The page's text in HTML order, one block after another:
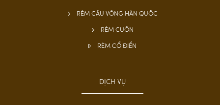
RÈM CẦU VỒNG HÀN QUỐC
RÈM CUỐN
RÈM CỔ ĐIỂN
DỊCH VỤ